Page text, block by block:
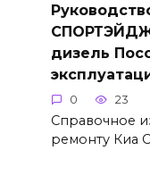
дизель
0 23
Справочное
ремонту Киа